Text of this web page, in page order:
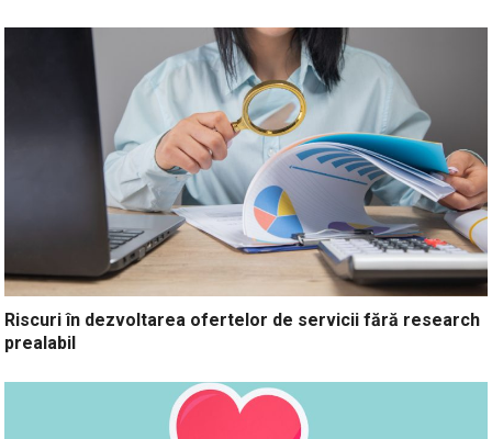
Riscuri în dezvoltarea ofertelor de servicii fără research
prealabil